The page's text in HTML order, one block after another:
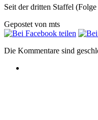
Seit der dritten Staffel
Gepostet von mts
Die Kommentare sind